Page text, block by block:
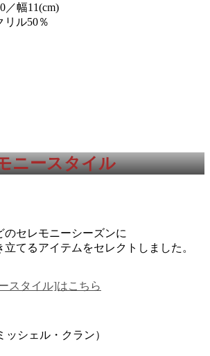
／幅11(cm)
リル50％
ニースタイル
のセレモニーシーズンに
てるアイテムをセレクトしました。
スタイル]はこちら
シェル・クラン）